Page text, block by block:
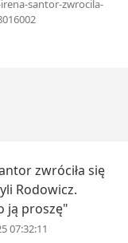
santor-zwrocila-
zwróciła się
Rodowicz.
ją proszę"
07:32:11